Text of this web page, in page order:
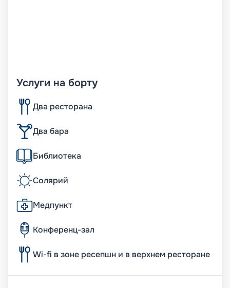
Услуги на борту
Два ресторана
Два бара
Библиотека
Солярий
Медпункт
Конференц-зал
Wi-fi в зоне ресепшн и в верхнем ресторане